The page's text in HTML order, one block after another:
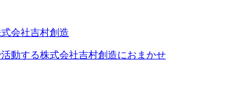
動する株式会社吉村創造におまかせ